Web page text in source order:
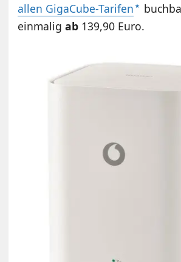
allen GigaCube-Tarifen
einmaligab 139,90 Euro.